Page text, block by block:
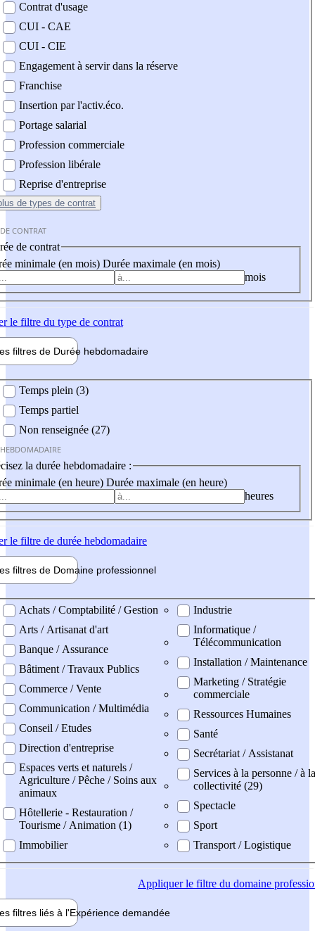
Contrat d'usage
CUI - CAE
CUI - CIE
Engagement à servir dans la réserve
Franchise
Insertion par l'activ.éco.
Portage salarial
Profession commerciale
Profession libérale
Reprise d'entreprise
de types de contrat
CONTRAT
de contrat
minimale (en mois) Durée maximale (en mois)
mois
le filtre du type de contrat
filtres de Durée hebdomadaire
Temps plein (3)
Temps partiel
Non renseignée (27)
la durée hebdomadaire :
minimale (en heure) Durée maximale (en heure)
heures
le filtre de durée hebdomadaire
filtres de Domaine professionnel
professionel
Achats / Comptabilité / Gestion
Arts / Artisanat d'art
Banque / Assurance
Bâtiment / Travaux Publics
Commerce / Vente
Communication / Multimédia
Conseil / Etudes
Direction d'entreprise
Espaces verts et naturels /
Agriculture / Pêche / Soins aux
animaux
Hôtellerie - Restauration /
Tourisme / Animation (1)
Immobilier
Industrie
Informatique /
Télécommunication
Installation / Maintenance
Marketing / Stratégie
commerciale
Ressources Humaines
Santé
Secrétariat / Assistanat
Services à la personne / à la
collectivité (29)
Spectacle
Sport
Transport / Logistique
Appliquerle filtre du domaine
filtres liés à l'Expérience demandée